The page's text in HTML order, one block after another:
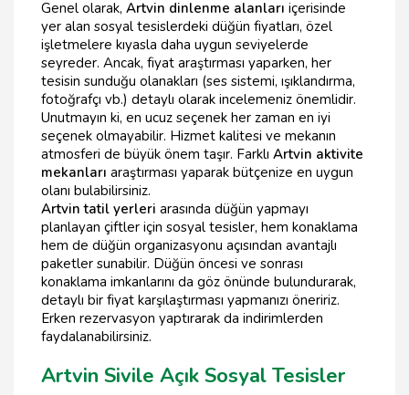
Genel olarak, Artvin dinlenme alanları içerisinde
yer alan sosyal tesislerdeki düğün fiyatları, özel
işletmelere kıyasla daha uygun seviyelerde
seyreder. Ancak, fiyat araştırması yaparken, her
tesisin sunduğu olanakları (ses sistemi, ışıklandırma,
fotoğrafçı vb.) detaylı olarak incelemeniz önemlidir.
Unutmayın ki, en ucuz seçenek her zaman en iyi
seçenek olmayabilir. Hizmet kalitesi ve mekanın
atmosferi de büyük önem taşır. Farklı Artvin aktivite
mekanları araştırması yaparak bütçenize en uygun
olanı bulabilirsiniz.
Artvin tatil yerleri arasında düğün yapmayı
planlayan çiftler için sosyal tesisler, hem konaklama
hem de düğün organizasyonu açısından avantajlı
paketler sunabilir. Düğün öncesi ve sonrası
konaklama imkanlarını da göz önünde bulundurarak,
detaylı bir fiyat karşılaştırması yapmanızı öneririz.
Erken rezervasyon yaptırarak da indirimlerden
faydalanabilirsiniz.
Artvin Sivile Açık Sosyal Tesisler